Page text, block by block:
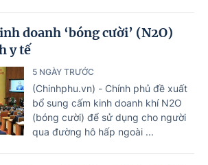
doanh ‘bóng cười’ (N2O)
y tế
5 NGÀY TRƯỚC
(Chinhphu.vn) - Chính phủ đề xuất
bổ sung cấm kinh doanh khí N2O
(bóng cười) để sử dụng cho người
qua đường hô hấp ngoài ...